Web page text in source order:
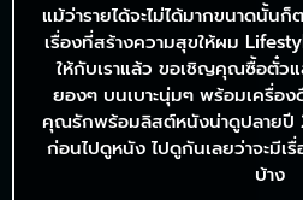
แม้ว่ารายได้จะไม่ได้มากขนาดนั้น
เรื่องที่สร้างความสุขให้ผม
ให้กับเราแล้ว ขอเชิญคุณซื้อตั๋ว
ยองๆ บนเบาะนุ่มๆ พร้อมเครื่อ
คุณรักพร้อมลิสต์หนังน่าดูปลายปี
ก่อนไปดูหนัง ไปดูกันเลยว่าจะมีเรื่
บ้าง